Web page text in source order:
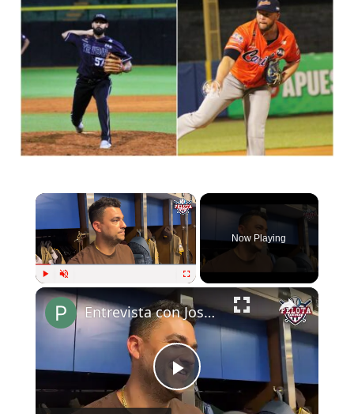
Play Unmute
Now Playing
Play
Entrevista con José Iglesias| Pelota Cubana USA